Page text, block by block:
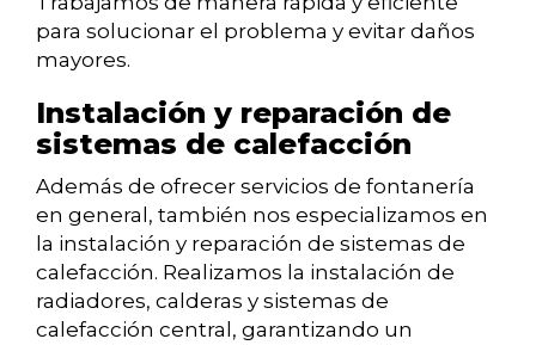
para solucionar el problema y evitar daños
mayores.
Instalación y reparación de
sistemas de calefacción
Además de ofrecer servicios de fontanería
en general, también nos especializamos en
la instalación y reparación de sistemas de
calefacción. Realizamos la instalación de
radiadores, calderas y sistemas de
calefacción central, garantizando un